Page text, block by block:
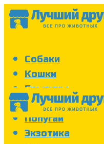
Собаки
Кошки
Грызуны
Аквариум
Попугаи
Экзотика